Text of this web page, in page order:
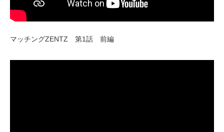
マッチングZENTZ 第1話 前編